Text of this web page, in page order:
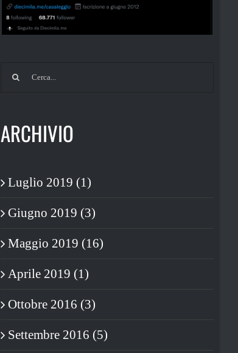
Cerca
ARCHIVIO
Luglio 2019 (1)
Giugno 2019 (3)
Maggio 2019 (16)
Aprile 2019 (1)
Ottobre 2016 (3)
Settembre 2016 (5)